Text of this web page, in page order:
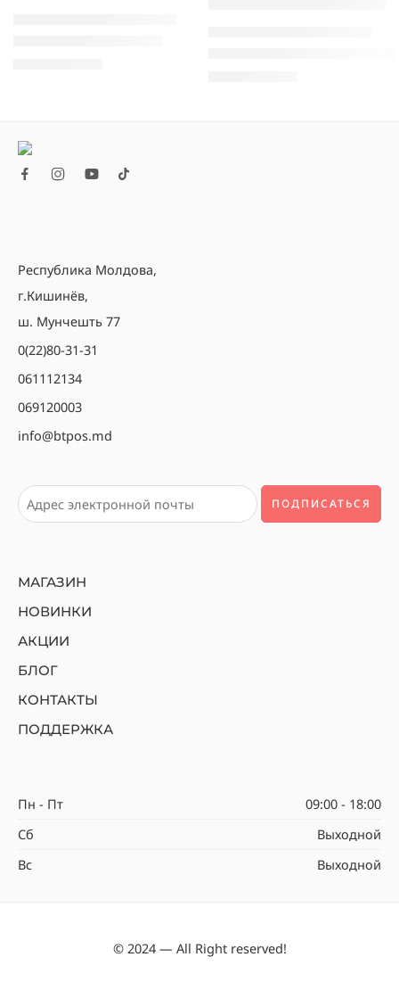
Республика Молдова,
г.Кишинёв,
ш. Мунчешть 77
0(22)80-31-31
061112134
069120003
info@btpos.md
МАГАЗИН
НОВИНКИ
АКЦИИ
БЛОГ
КОНТАКТЫ
ПОДДЕРЖКА
Пн - Пт
09:00 - 18:00
Сб
Выходной
Вс
Выходной
© 2024 — All Right reserved!